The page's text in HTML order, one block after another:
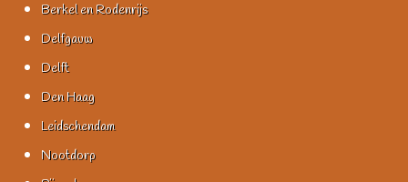
Berkel en Rodenrijs
Delfgauw
Delft
Den Haag
Leidschendam
Nootdorp